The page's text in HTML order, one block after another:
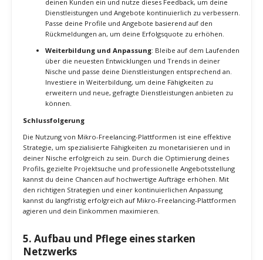
Service und sei stets erreichbar, um ihre Fragen zu
beantworten und Probleme zu lösen. Zufriedene Kunden
sind eher bereit, wiederkehrende Aufträge zu vergeben und
dich weiterzuempfehlen.
Preise strategisch festlegen: Setze wettbewerbsfähige
Preise, die sowohl deine Expertise widerspiegeln als auch für
Kunden attraktiv sind. Überlege, Rabatte für Erstaufträge
oder wiederkehrende Kunden anzubieten, um langfristige
Beziehungen aufzubauen.
Messbare Vorteile der Nutzung von Mikro-Freelancing-
Plattformen
Breitere Kundenbasis: Mikro-Freelancing-Plattformen
bieten Zugang zu einer globalen Kundenbasis, was deine
Chancen erhöht, passende Aufträge zu finden.
Schneller Einstieg : Diese Plattformen ermöglichen es dir,
schnell und einfach in Projekte einzusteigen, ohne lange
Akquise-Prozesse.
Schutzmechanismen für Zahlungen und Verträge, die das
Risiko von Zahlungsausfällen minimieren.